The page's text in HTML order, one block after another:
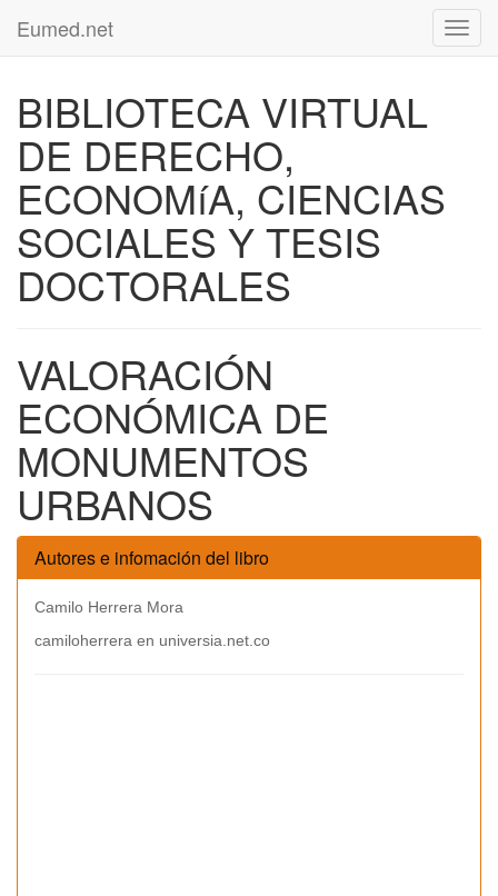
Eumed.net
BIBLIOTECA VIRTUAL
DE DERECHO,
ECONOMíA, CIENCIAS
SOCIALES Y TESIS
DOCTORALES
VALORACIÓN
ECONÓMICA DE
MONUMENTOS
URBANOS
Autores e infomación del libro
Camilo Herrera Mora
camiloherrera en universia.net.co